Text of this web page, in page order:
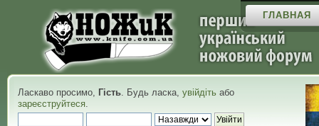
ГЛАВНАЯ
Ласкаво просимо, Гість. Будь ласка, увійдіть або
зареєструйтеся.